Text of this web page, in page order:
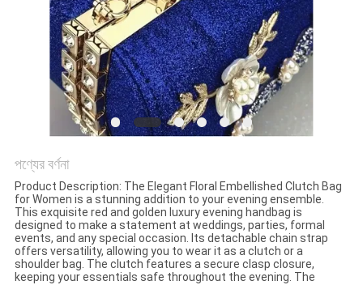
PRIVACY
POLICY
পণ্যের বর্ণনা
Product Description: The Elegant Floral Embellished Clutch Bag
for Women is a stunning addition to your evening ensemble.
This exquisite red and golden luxury evening handbag is
designed to make a statement at weddings, parties, formal
events, and any special occasion. Its detachable chain strap
offers versatility, allowing you to wear it as a clutch or a
shoulder bag. The clutch features a secure clasp closure,
keeping your essentials safe throughout the evening. The